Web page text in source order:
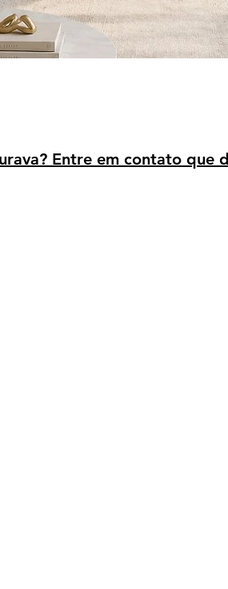
Entre em contato que